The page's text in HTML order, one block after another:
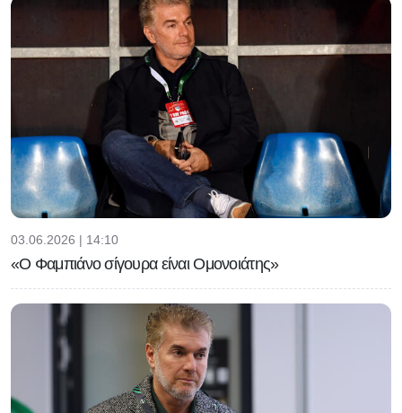
03.06.2026 | 14:10
«Ο Φαμπιάνο σίγουρα είναι Ομονοιάτης»